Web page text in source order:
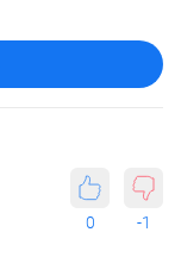
0 -1